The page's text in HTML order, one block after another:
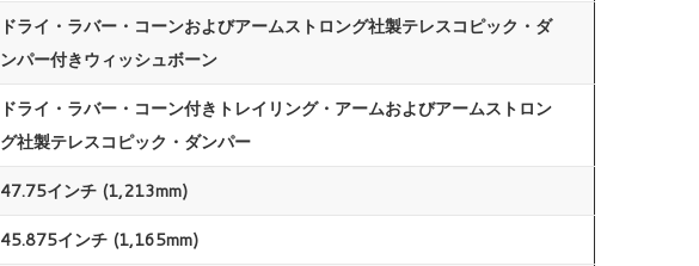
ドライ・ラバー・コーンおよびアームストロング社製テレスコピック・ダ
ンパー付きウィッシュボーン
ドライ・ラバー・コーン付きトレイリング・アームおよびアームストロン
グ社製テレスコピック・ダンパー
47.75インチ (1,213mm)
45.875インチ (1,165mm)